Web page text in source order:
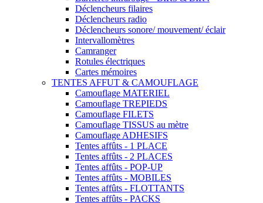
Déclencheurs filaires
Déclencheurs radio
Déclencheurs sonore/ mouvement/ éclair
Intervallomètres
Camranger
Rotules électriques
Cartes mémoires
TENTES AFFUT & CAMOUFLAGE
Camouflage MATERIEL
Camouflage TREPIEDS
Camouflage FILETS
Camouflage TISSUS au mètre
Camouflage ADHESIFS
Tentes affûts - 1 PLACE
Tentes affûts - 2 PLACES
Tentes affûts - POP-UP
Tentes affûts - MOBILES
Tentes affûts - FLOTTANTS
Tentes affûts - PACKS